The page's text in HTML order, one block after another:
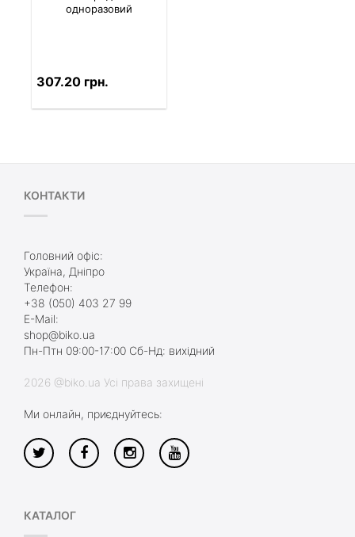
одноразовий
307.20 грн.
КОНТАКТИ
Головний офіс:
Україна, Дніпро
Телефон:
+38 (050) 403 27 99
E-Mail:
shop@biko.ua
Пн-Птн 09:00-17:00 Сб-Нд: вихідний
2026 @biko.ua Усі права захищені
Ми онлайн, приєднуйтесь:
КАТАЛОГ